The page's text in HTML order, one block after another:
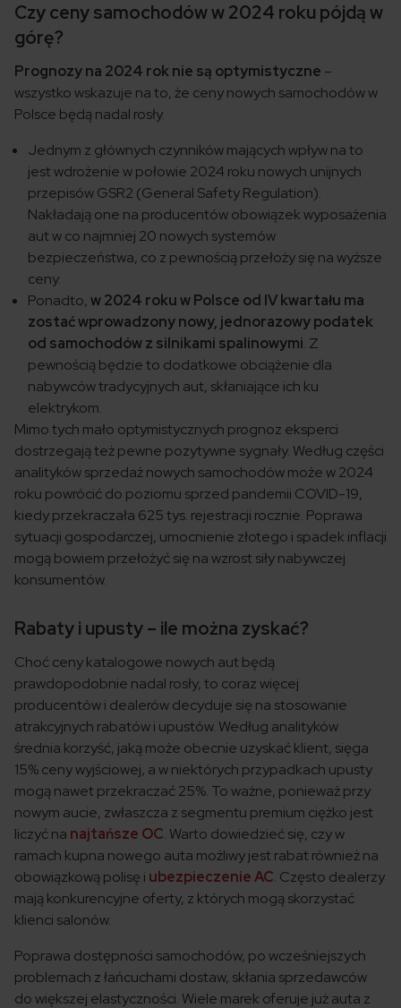
Czy ceny samochodów w 2024 roku pójdą w
górę?
Prognozy na 2024 rok nie są optymistyczne –
wszystko wskazuje na to, że ceny nowych samochodów w
Polsce będą nadal rosły.
Jednym z głównych czynników mających wpływ na to
jest wdrożenie w połowie 2024 roku nowych unijnych
przepisów GSR2 (General Safety Regulation).
Nakładają one na producentów obowiązek wyposażenia
aut w co najmniej 20 nowych systemów
bezpieczeństwa, co z pewnością przełoży się na wyższe
ceny.
Ponadto,w 2024 roku w Polsce od IV kwartału ma
zostać wprowadzony nowy, jednorazowy podatek
od samochodów z silnikami spalinowymi. Z
pewnością będzie to dodatkowe obciążenie dla
nabywców tradycyjnych aut, skłaniające ich ku
elektrykom.
Mimo tych mało optymistycznych prognoz eksperci
dostrzegają też pewne pozytywne sygnały. Według części
analityków sprzedaż nowych samochodów może w 2024
roku powrócić do poziomu sprzed pandemii COVID-19,
kiedy przekraczała 625 tys. rejestracji rocznie. Poprawa
sytuacji gospodarczej, umocnienie złotego i spadek inflacji
mogą bowiem przełożyć się na wzrost siły nabywczej
konsumentów.
Rabaty i upusty – ile można zyskać?
Choć ceny katalogowe nowych aut będą
prawdopodobnie nadal rosły, to coraz więcej
producentów i dealerów decyduje się na stosowanie
atrakcyjnych rabatów i upustów. Według analityków
średnia korzyść, jaką może obecnie uzyskać klient, sięga
15% ceny wyjściowej, a w niektórych przypadkach upusty
mogą nawet przekraczać 25%. To ważne, ponieważ przy
nowym aucie, zwłaszcza z segmentu premium ciężko jest
liczyć na najtańsze OC. Warto dowiedzieć się, czy w
ramach kupna nowego auta możliwy jest rabat również na
obowiązkową polisę i ubezpieczenie AC. Często dealerzy
mają konkurencyjne oferty, z których mogą skorzystać
klienci salonów.
Poprawa dostępności samochodów, po wcześniejszych
problemach z łańcuchami dostaw, skłania sprzedawców
do większej elastyczności. Wiele marek oferuje już auta z